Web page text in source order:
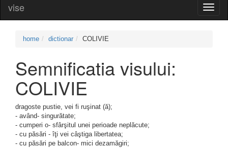
vise
home dictionar COLIVIE
Semnificatia visului:
COLIVIE
dragoste pustie, vei fi ruşinat (ă);
- având- singurătate;
- cumperi o- sfârşitul unei perioade neplăcute;
- cu păsări - îţi vei câştiga libertatea;
- cu păsări pe balcon- mici dezamăgiri;